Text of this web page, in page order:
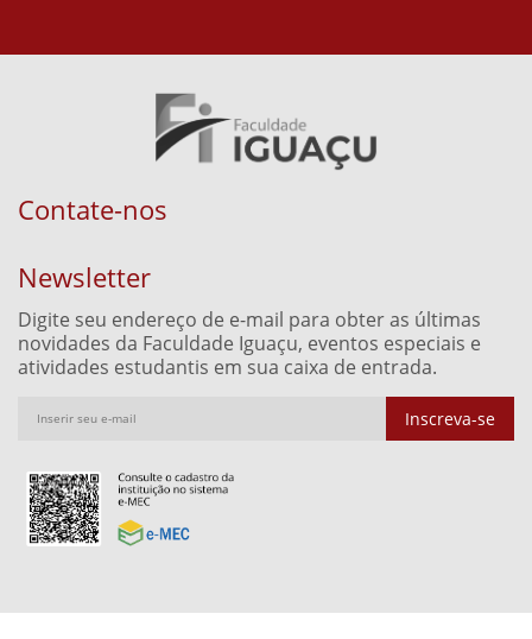
Contate-nos
Newsletter
Digite seu endereço de e-mail para obter as últimas
novidades da Faculdade Iguaçu, eventos especiais e
atividades estudantis em sua caixa de entrada.
Inscreva-se